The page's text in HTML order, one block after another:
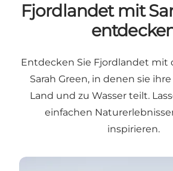
Fjordlandet mit
Entdecken Sie Fjordlandet mit
Sarah Green, in denen sie
Land und zu Wasser teilt.
einfachen
inspirieren.
Sarah Green – Wandern auf